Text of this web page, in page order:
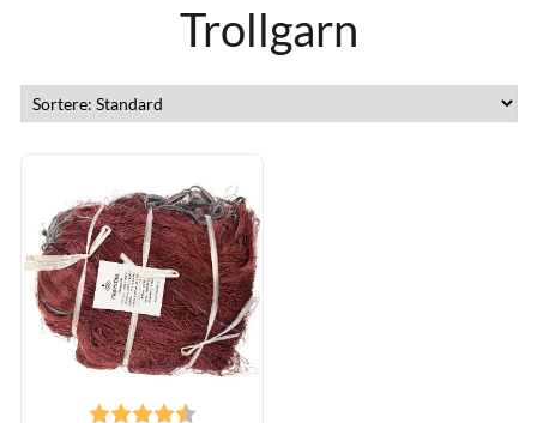
Trollgarn
Karakter: 4.5 av 5 mulige